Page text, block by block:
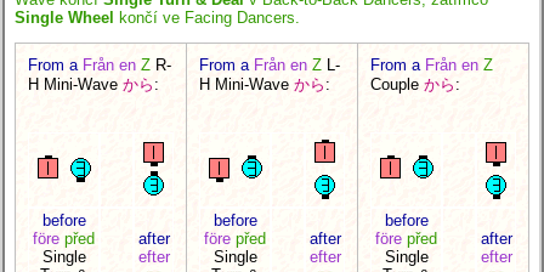
Single Wheel končí ve Facing Dancers.
From a Från en Z R-
H Mini-Wave から :
before
före před
Single
after
efter
From a Från en Z L-
H Mini-Wave から :
before
före před
Single
after
efter
From a Från en Z
Couple から :
before
före před
Single
after
efter